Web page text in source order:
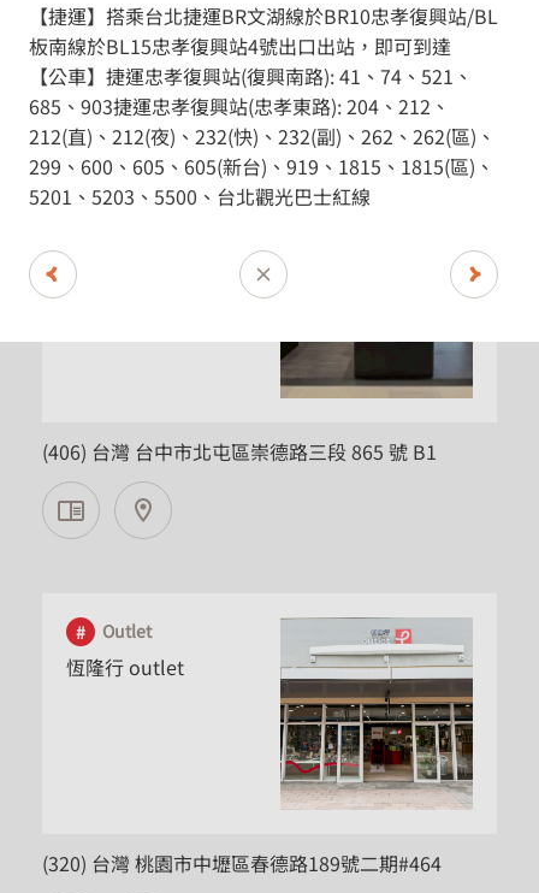
(406) 台灣 台中市北屯區崇德路三段 865 號 B1
Dyson-漢神洲際
(406) 台灣 台中市北屯區崇德路三段 865 號 B1
Outlet
恆隆行 outlet
(320) 台灣 桃園市中壢區春德路189號二期#464
【捷運】搭乘台北捷運BR文湖線於BR10忠孝復興站/BL
板南線於BL15忠孝復興站4號出口出站，即可到達
【公車】捷運忠孝復興站(復興南路): 41、74、521、
685、903捷運忠孝復興站(忠孝東路): 204、212、
212(直)、212(夜)、232(快)、232(副)、262、262(區)、
299、600、605、605(新台)、919、1815、1815(區)、
5201、5203、5500、台北觀光巴士紅線